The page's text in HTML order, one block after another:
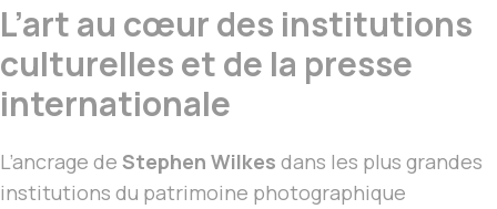
L’art au cœur des institutions
culturelles et de la presse
internationale
L’ancrage de Stephen Wilkes dans les plus grandes
institutions du patrimoine photographique